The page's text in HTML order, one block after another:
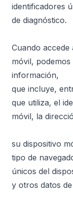
identificadores
de diagnóstico.
Cuando accede
móvil,
información,
que incluye,
que utiliza, el
móvil, la
su dispositivo
tipo de
únicos del
y otros datos